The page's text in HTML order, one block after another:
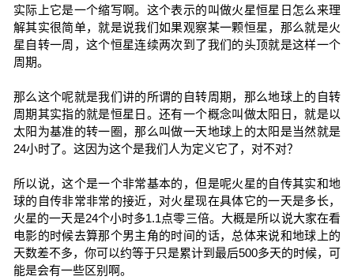
实际上它是一个缩写啊。这个表示的叫做火星恒星日怎么来理
解其实很简单，就是说我们如果观察某一颗恒星，那么就是火
星自转一周，这个恒星连续两次到了我们的头顶就是这样一个
周期。
那么这个呢就是我们讲的所谓的自转周期，那么地球上的自转
周期其实指的就是恒星日。还有一个概念叫做太阳日，就是以
太阳为基准的转一圈，那么叫做一天地球上的太阳是当然就是
24小时了。这因为这个是我们人为定义它了，对不对？
所以说，这个是一个非常基本的，但是呢火星的自传其实和地
球的自传非常非常的接近，对火星现在具体它的一天是多长，
火星的一天是24个小时多1.1点零三倍。大概是所以说大家在看
电影的时候去算那个男主角的时间的话，总体来说和地球上的
天数差不多，你可以约等于只是累计到最后500多天的时候，可
能是会有一些区别啊。